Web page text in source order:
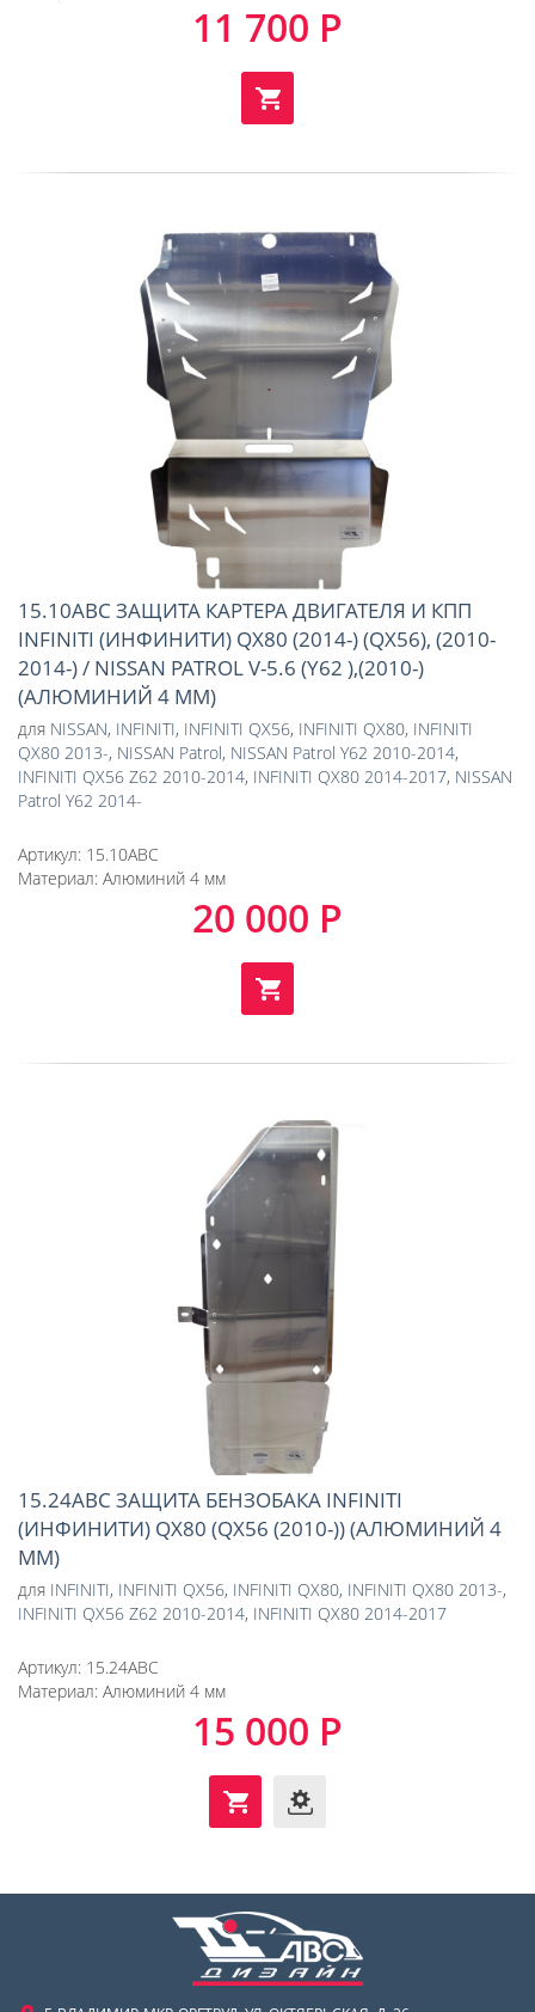
11 700 Р
15.10ABC ЗАЩИТА КАРТЕРА ДВИГАТЕЛЯ И КПП
INFINITI (ИНФИНИТИ) QX80 (2014-) (QX56), (2010-
2014-) / NISSAN PATROL V-5.6 (Y62 ),(2010-)
(АЛЮМИНИЙ 4 ММ)
для NISSAN, INFINITI, INFINITI QX56, INFINITI QX80, INFINITI
QX80 2013-, NISSAN Patrol, NISSAN Patrol Y62 2010-2014,
INFINITI QX56 Z62 2010-2014, INFINITI QX80 2014-2017, NISSAN
Patrol Y62 2014-
Артикул: 15.10ABC
Материал: Алюминий 4 мм
20 000 Р
15.24ABC ЗАЩИТА БЕНЗОБАКА INFINITI
(ИНФИНИТИ) QX80 (QX56 (2010-)) (АЛЮМИНИЙ 4
ММ)
для INFINITI, INFINITI QX56, INFINITI QX80, INFINITI QX80 2013-,
INFINITI QX56 Z62 2010-2014, INFINITI QX80 2014-2017
Артикул: 15.24ABC
Материал: Алюминий 4 мм
15 000 Р